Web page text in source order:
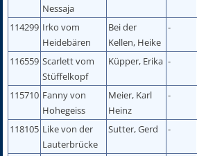
Nessaja
114299 Irko vom
Heidebären
Bei der
Kellen, Heike
-
116559 Scarlett vom
Stüffelkopf
Küpper, Erika -
115710 Fanny von
Hohegeiss
Meier, Karl
Heinz
-
118105 Like von der
Lauterbrücke
Sutter, Gerd -